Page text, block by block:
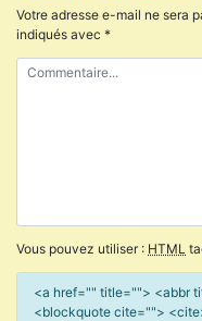
Votre adresse e-mail ne sera
indiqués avec *
Vous pouvez utiliser : HTML
<a href="" title=""> <abbr
<blockquote cite="">